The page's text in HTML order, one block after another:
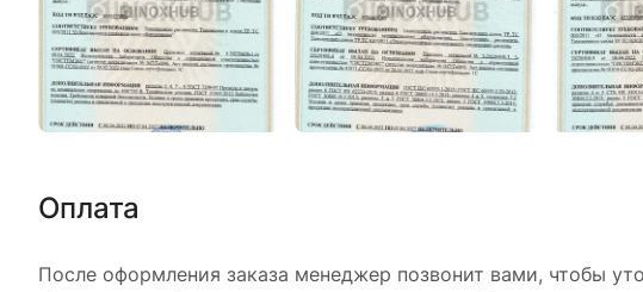
Оплата
После оформления заказа менеджер позвонит вами, чтобы